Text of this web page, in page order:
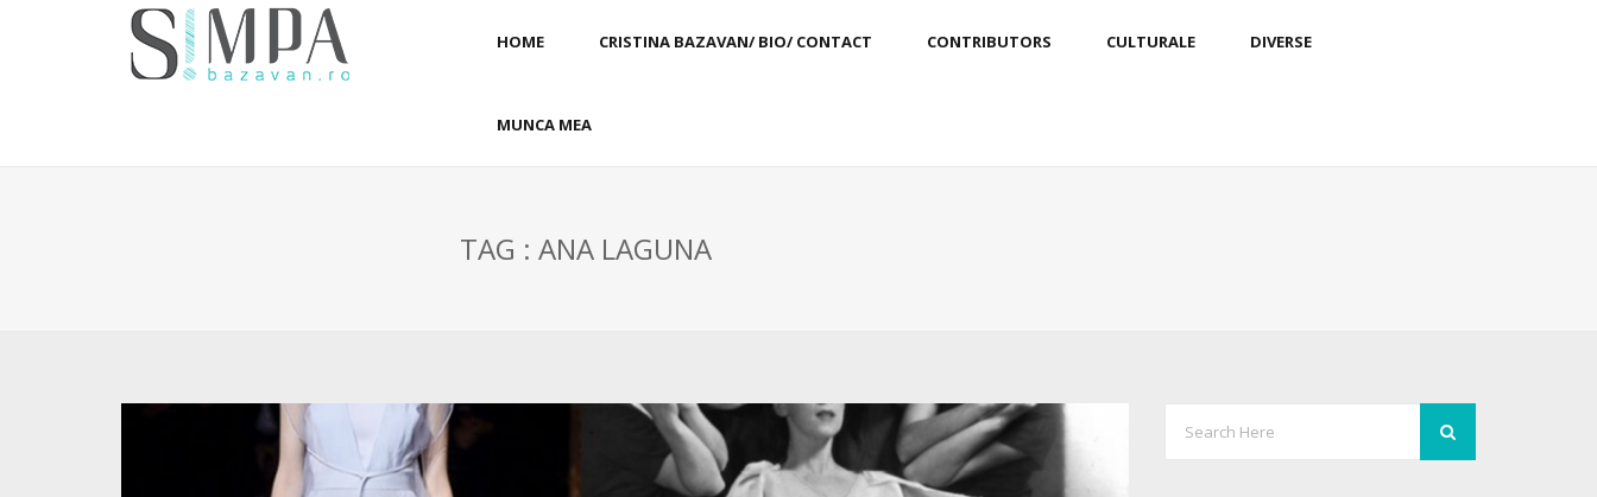
HOME CRISTINA BAZAVAN/ BIO/ CONTACT CONTRIBUTORS CULTURALE DIVERSE
MUNCA MEA
TAG : ANA LAGUNA